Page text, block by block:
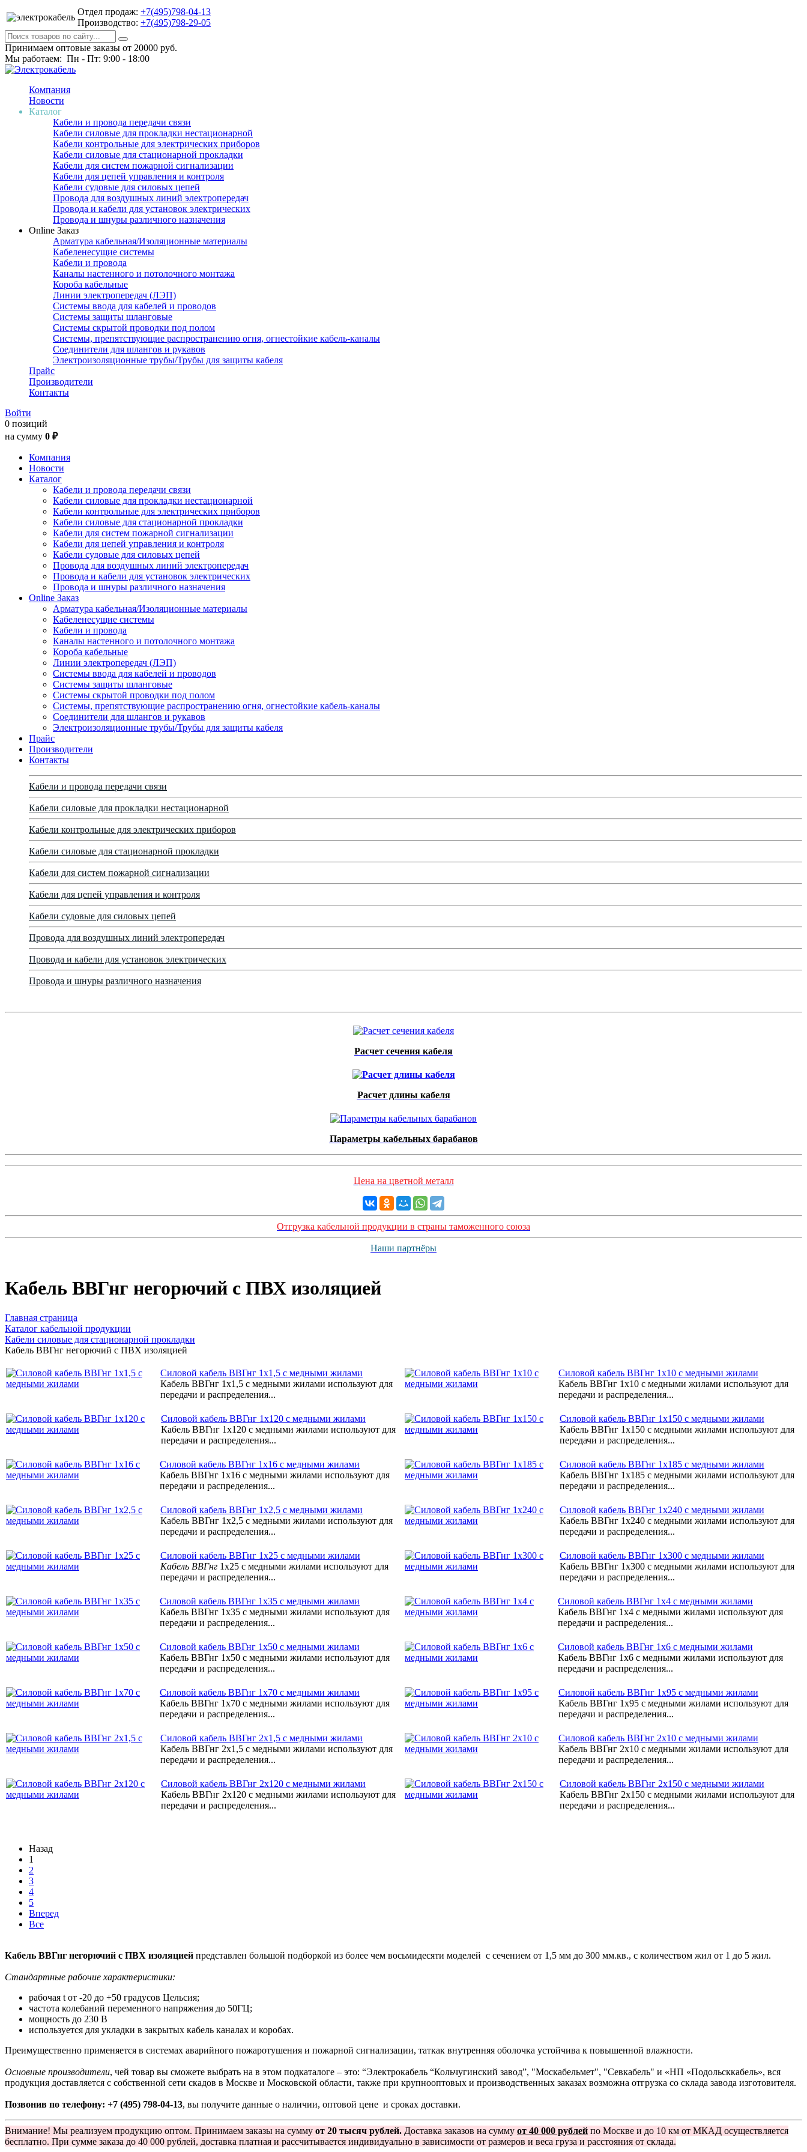
Отдел продаж: +7(495)798-04-13
Производство: +7(495)798-29-05
Принимаем оптовые заказы от 20000 руб.
Мы работаем: Пн - Пт: 9:00 - 18:00
Компания
Новости
Каталог
Кабели и провода передачи связи
Кабели силовые для прокладки нестационарной
Кабели контрольные для электрических приборов
Кабели силовые для стационарной прокладки
Кабели для систем пожарной сигнализации
Кабели для цепей управления и контроля
Кабели судовые для силовых цепей
Провода для воздушных линий электропередач
Провода и кабели для установок электрических
Провода и шнуры различного назначения
Online Заказ
Арматура кабельная/Изоляционные материалы
Кабеленесущие системы
Кабели и провода
Каналы настенного и потолочного монтажа
Короба кабельные
Линии электропередач (ЛЭП)
Системы ввода для кабелей и проводов
Системы защиты шланговые
Системы скрытой проводки под полом
Системы, препятствующие распространению огня, огнестойкие кабель-каналы
Соединители для шлангов и рукавов
Электроизоляционные трубы/Трубы для защиты кабеля
Прайс
Производители
Контакты
Войти
0 позиций
на сумму 0 ₽
Компания
Новости
Каталог
Кабели и провода передачи связи
Кабели силовые для прокладки нестационарной
Кабели контрольные для электрических приборов
Кабели силовые для стационарной прокладки
Кабели для систем пожарной сигнализации
Кабели для цепей управления и контроля
Кабели судовые для силовых цепей
Провода для воздушных линий электропередач
Провода и кабели для установок электрических
Провода и шнуры различного назначения
Online Заказ
Арматура кабельная/Изоляционные материалы
Кабеленесущие системы
Кабели и провода
Каналы настенного и потолочного монтажа
Короба кабельные
Линии электропередач (ЛЭП)
Системы ввода для кабелей и проводов
Системы защиты шланговые
Системы скрытой проводки под полом
Системы, препятствующие распространению огня, огнестойкие кабель-каналы
Соединители для шлангов и рукавов
Электроизоляционные трубы/Трубы для защиты кабеля
Прайс
Производители
Контакты
Кабели и провода передачи связи
Кабели силовые для прокладки нестационарной
Кабели контрольные для электрических приборов
Кабели силовые для стационарной прокладки
Кабели для систем пожарной сигнализации
Кабели для цепей управления и контроля
Кабели судовые для силовых цепей
Провода для воздушных линий электропередач
Провода и кабели для установок электрических
Провода и шнуры различного назначения
Расчет сечения кабеля
Расчет длины кабеля
Параметры кабельных барабанов
Цена на цветной металл
Отгрузка кабельной продукции в страны таможенного союза
Наши партнёры
Кабель ВВГнг негорючий с ПВХ изоляцией
Главная страница
Каталог кабельной продукции
Кабели силовые для стационарной прокладки
Кабель ВВГнг негорючий с ПВХ изоляцией
Силовой кабель ВВГнг 1х1,5 с медными жилами
Кабель ВВГнг 1х1,5 с медными жилами используют для
передачи и распределения...
Силовой кабель ВВГнг 1х10 с медными жилами
Кабель ВВГнг 1х10 с медными жилами используют для
передачи и распределения...
Силовой кабель ВВГнг 1х120 с медными жилами
Кабель ВВГнг 1х120 с медными жилами используют для
передачи и распределения...
Силовой кабель ВВГнг 1х150 с медными жилами
Кабель ВВГнг 1х150 с медными жилами используют для
передачи и распределения...
Силовой кабель ВВГнг 1х16 с медными жилами
Кабель ВВГнг 1х16 с медными жилами используют для
передачи и распределения...
Силовой кабель ВВГнг 1х185 с медными жилами
Кабель ВВГнг 1х185 с медными жилами используют для
передачи и распределения...
Силовой кабель ВВГнг 1х2,5 с медными жилами
Кабель ВВГнг 1х2,5 с медными жилами используют для
передачи и распределения...
Силовой кабель ВВГнг 1х240 с медными жилами
Кабель ВВГнг 1х240 с медными жилами используют для
передачи и распределения...
Силовой кабель ВВГнг 1х25 с медными жилами
Кабель ВВГнг 1х25 с медными жилами используют для
передачи и распределения...
Силовой кабель ВВГнг 1х300 с медными жилами
Кабель ВВГнг 1х300 с медными жилами используют для
передачи и распределения...
Силовой кабель ВВГнг 1х35 с медными жилами
Кабель ВВГнг 1х35 с медными жилами используют для
передачи и распределения...
Силовой кабель ВВГнг 1х4 с медными жилами
Кабель ВВГнг 1х4 с медными жилами используют для
передачи и распределения...
Силовой кабель ВВГнг 1х50 с медными жилами
Кабель ВВГнг 1х50 с медными жилами используют для
передачи и распределения...
Силовой кабель ВВГнг 1х6 с медными жилами
Кабель ВВГнг 1х6 с медными жилами используют для
передачи и распределения...
Силовой кабель ВВГнг 1х70 с медными жилами
Кабель ВВГнг 1х70 с медными жилами используют для
передачи и распределения...
Силовой кабель ВВГнг 1х95 с медными жилами
Кабель ВВГнг 1х95 с медными жилами используют для
передачи и распределения...
Силовой кабель ВВГнг 2х1,5 с медными жилами
Кабель ВВГнг 2х1,5 с медными жилами используют для
передачи и распределения...
Силовой кабель ВВГнг 2х10 с медными жилами
Кабель ВВГнг 2х10 с медными жилами используют для
передачи и распределения...
Силовой кабель ВВГнг 2х120 с медными жилами
Кабель ВВГнг 2х120 с медными жилами используют для
передачи и распределения...
Силовой кабель ВВГнг 2х150 с медными жилами
Кабель ВВГнг 2х150 с медными жилами используют для
передачи и распределения...
Назад
1
2
3
4
5
Вперед
Все
Кабель ВВГнг негорючий с ПВХ изоляцией представлен большой подборкой из более чем восьмидесяти моделей с сечением от 1,5 мм до 300 мм.кв., с количеством жил от 1 до 5 жил.
Стандартные рабочие характеристики:
рабочая t от -20 до +50 градусов Цельсия;
частота колебаний переменного напряжения до 50ГЦ;
мощность до 230 В
используется для укладки в закрытых кабель каналах и коробах.
Преимущественно применяется в системах аварийного пожаротушения и пожарной сигнализации, таткак внутренняя оболочка устойчива к повышенной влажности.
Основные производители, чей товар вы сможете выбрать на в этом подкаталоге – это: “Электрокабель “Кольчугинский завод”, "Москабельмет", "Севкабель" и «НП «Подольсккабель», вся
продукция доставляется с собственной сети скадов в Москве и Московской области, также при крупнооптовых и производственных заказах возможна отгрузка со склада завода изготовителя.
Позвонив по телефону: +7 (495) 798-04-13, вы получите данные о наличии, оптовой цене и сроках доставки.
Внимание! Мы реализуем продукцию оптом. Принимаем заказы на сумму от 20 тысяч рублей. Доставка заказов на сумму от 40 000 рублей по Москве и до 10 км от МКАД осуществляется
бесплатно. При сумме заказа до 40 000 рублей, доставка платная и рассчитывается индивидуально в зависимости от размеров и веса груза и расстояния от склада.